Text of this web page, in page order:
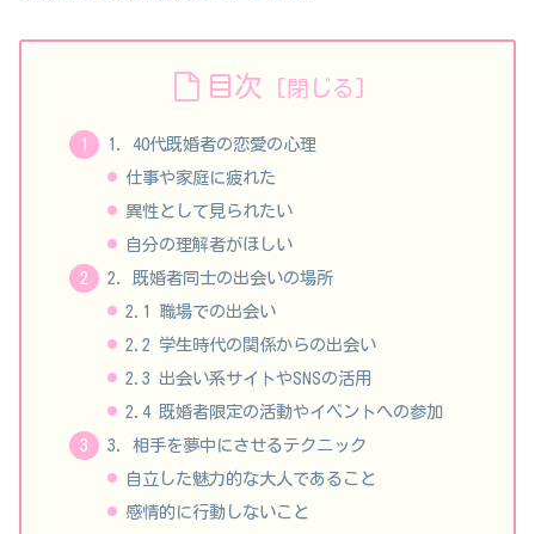
目次
1. 40代既婚者の恋愛の心理
仕事や家庭に疲れた
異性として見られたい
自分の理解者がほしい
2. 既婚者同士の出会いの場所
2.1 職場での出会い
2.2 学生時代の関係からの出会い
2.3 出会い系サイトやSNSの活用
2.4 既婚者限定の活動やイベントへの参加
3. 相手を夢中にさせるテクニック
自立した魅力的な大人であること
感情的に行動しないこと